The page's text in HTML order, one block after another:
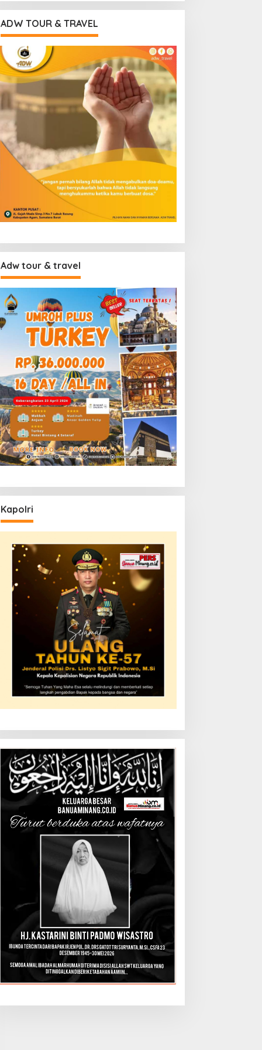
ADW TOUR & TRAVEL
Adw tour & travel
Kapolri